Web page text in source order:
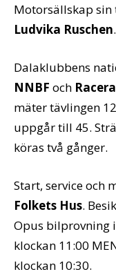
Motorsällskap sin
Ludvika Ruschen.
Dalaklubbens
NNBF och
mäter tävlingen
uppgår till 45.
köras två gånger.
Start, service och
Folkets Hus.
Opus bilprovning
klockan 11:00
klockan 10:30.